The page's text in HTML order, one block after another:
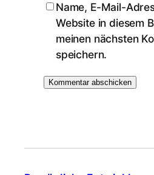
Name, E-Mail-
Website in diesem
meinen nächsten
speichern.